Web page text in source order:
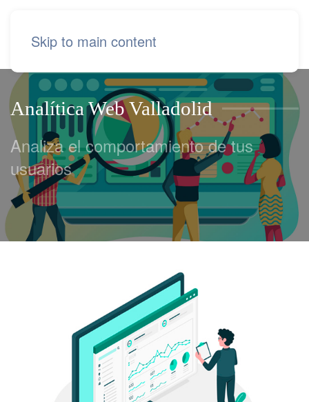
Skip to main content
Analítica Web Valladolid
Analiza el comportamiento de tus
usuarios